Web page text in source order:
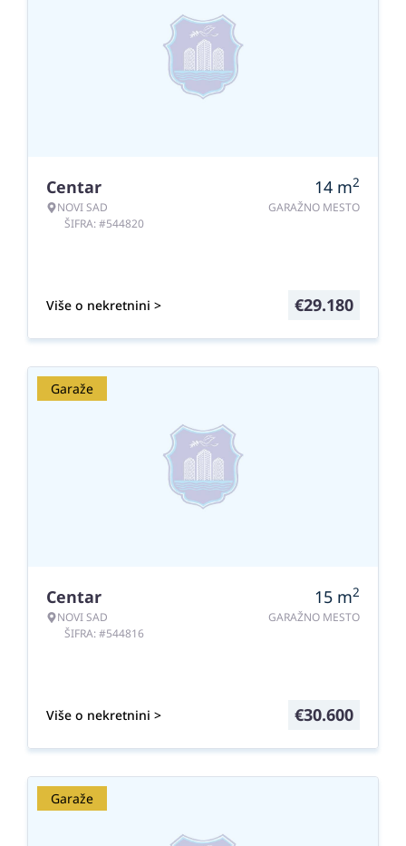
Centar
NOVI SAD
ŠIFRA: #544820
14 m2
GARAŽNO MESTO
Više o nekretnini > €29.180
Garaže
Centar
NOVI SAD
ŠIFRA: #544816
15 m2
GARAŽNO MESTO
Više o nekretnini > €30.600
Garaže